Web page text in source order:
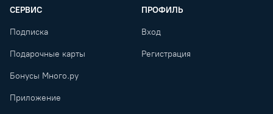
СЕРВИС
Подписка
Подарочные карты
Бонусы Много.ру
Приложение
ПРОФИЛЬ
Вход
Регистрация